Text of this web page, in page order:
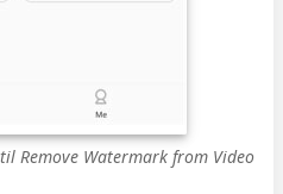
Remove Watermark from Video